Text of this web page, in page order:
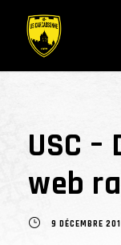
USC –
web
9 DÉCEMBRE